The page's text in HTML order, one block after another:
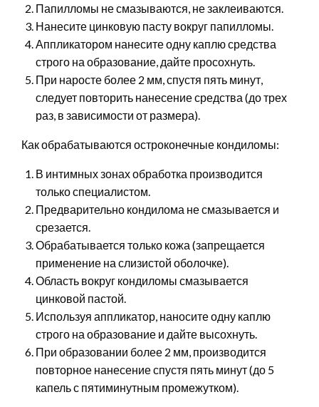
Папилломы не смазываются, не заклеиваются.
Нанесите цинковую пасту вокруг папилломы.
Аппликатором нанесите одну каплю средства
строго на образование, дайте просохнуть.
При наросте более 2 мм, спустя пять минут,
следует повторить нанесение средства (до трех
раз, в зависимости от размера).
Как обрабатываются остроконечные кондиломы:
В интимных зонах обработка производится
только специалистом.
Предварительно кондилома не смазывается и
срезается.
Обрабатывается только кожа (запрещается
применение на слизистой оболочке).
Область вокруг кондиломы смазывается
цинковой пастой.
Используя аппликатор, наносите одну каплю
строго на образование и дайте высохнуть.
При образовании более 2 мм, производится
повторное нанесение спустя пять минут (до 5
капель с пятиминутным промежутком).